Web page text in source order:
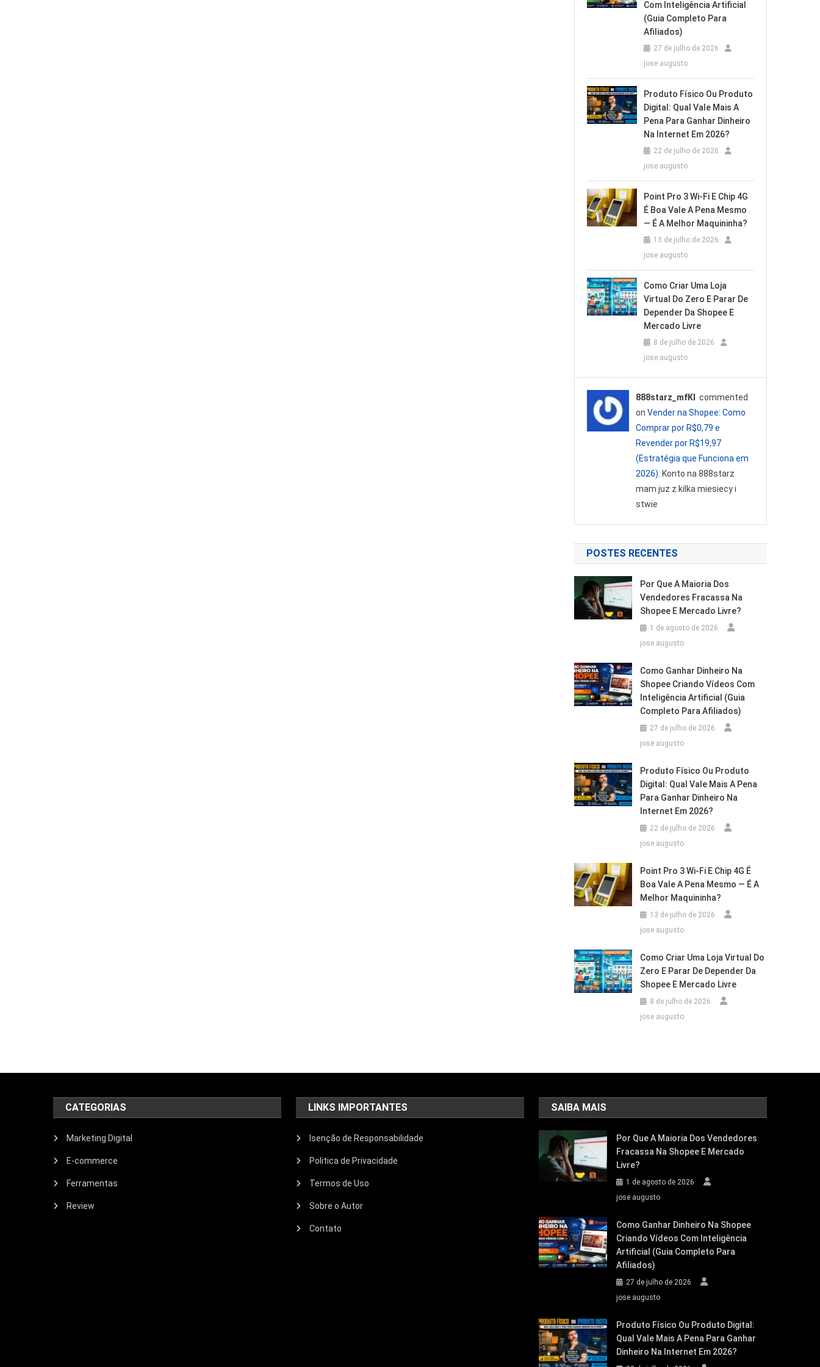
Com Inteligência Artificial
(Guia Completo Para
Afiliados)
27 de julho de 2026
jose augusto
Produto Físico Ou Produto
Digital: Qual Vale Mais A
Pena Para Ganhar Dinheiro
Na Internet Em 2026?
22 de julho de 2026
jose augusto
Point Pro 3 Wi‑Fi E Chip 4G
É Boa Vale A Pena Mesmo
— É A Melhor Maquininha?
13 de julho de 2026
jose augusto
Como Criar Uma Loja
Virtual Do Zero E Parar De
Depender Da Shopee E
Mercado Livre
8 de julho de 2026
jose augusto
888starz_mfKl
commented
on Vender na Shopee: Como
Comprar por R$0,79 e
Revender por R$19,97
(Estratégia que Funciona em
2026): Konto na 888starz
mam juz z kilka miesiecy i
stwie
POSTES RECENTES
Por Que A Maioria Dos
Vendedores Fracassa Na
Shopee E Mercado Livre?
1 de agosto de 2026
jose augusto
Como Ganhar Dinheiro Na
Shopee Criando Vídeos Com
Inteligência Artificial (Guia
Completo Para Afiliados)
27 de julho de 2026
jose augusto
Produto Físico Ou Produto
Digital: Qual Vale Mais A Pena
Para Ganhar Dinheiro Na
Internet Em 2026?
22 de julho de 2026
jose augusto
Point Pro 3 Wi‑Fi E Chip 4G É
Boa Vale A Pena Mesmo — É A
Melhor Maquininha?
13 de julho de 2026
jose augusto
Como Criar Uma Loja Virtual Do
Zero E Parar De Depender Da
Shopee E Mercado Livre
8 de julho de 2026
jose augusto
CATEGORIAS
Marketing Digital
E-commerce
Ferramentas
Review
LINKS IMPORTANTES
Isenção de Responsabilidade
Politica de Privacidade
Termos de Uso
Sobre o Autor
Contato
SAIBA MAIS
Por Que A Maioria Dos Vendedores
Fracassa Na Shopee E Mercado
Livre?
1 de agosto de 2026
jose augusto
Como Ganhar Dinheiro Na Shopee
Criando Vídeos Com Inteligência
Artificial (Guia Completo Para
Afiliados)
27 de julho de 2026
jose augusto
Produto Físico Ou Produto Digital:
Qual Vale Mais A Pena Para Ganhar
Dinheiro Na Internet Em 2026?